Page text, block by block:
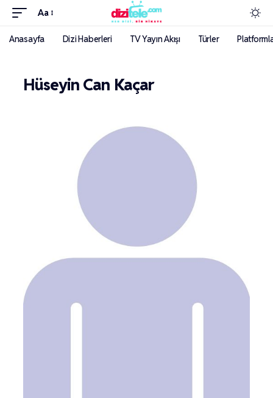
Aa
Anasayfa Dizi Haberleri TV Yayın Akışı Türler
Hüseyin Can Kaçar